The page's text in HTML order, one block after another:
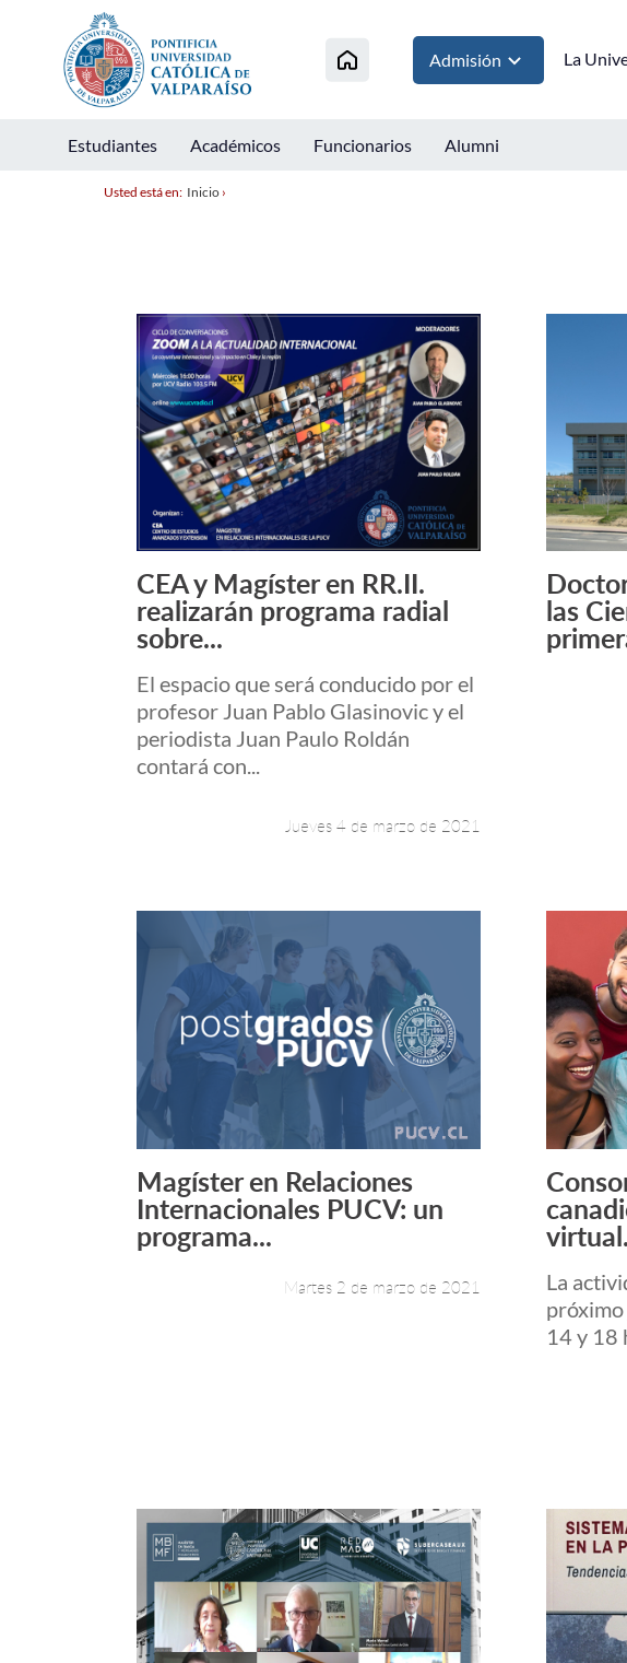
Admisión La
Estudiantes Académicos Funcionarios Alumni
Usted está en: Inicio›
Leer más +
CEA y Magíster en RR.II.
realizarán programa radial
sobre...
El espacio que será conducido por el
profesor Juan Pablo Glasinovic y el
periodista Juan Paulo Roldán
contará con...
Jueves 4 de marzo de 2021
las
Leer más +
Magíster en Relaciones
Internacionales PUCV: un
programa...
Martes 2 de marzo de 2021
La
próximo
14 y 18